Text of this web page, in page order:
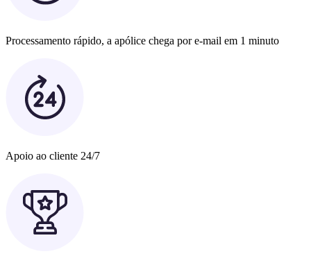
Processamento rápido, a apólice chega por e-mail em 1 minuto
Apoio ao cliente 24/7